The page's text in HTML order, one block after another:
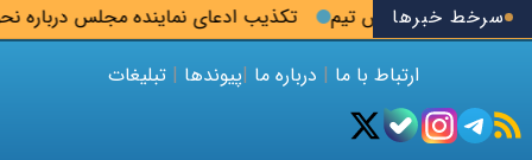
سرخط خبرها تکذیب ادعای نماینده مجلس درباره به جاسوس تیم
ارتباط با ما | درباره ما |پیوندها | تبلیغات